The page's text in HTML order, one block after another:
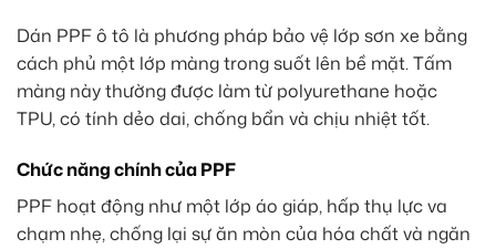
Dán PPF ô tô là phương pháp bảo vệ lớp sơn xe bằng
cách phủ một lớp màng trong suốt lên bề mặt. Tấm
màng này thường được làm từ polyurethane hoặc
TPU, có tính dẻo dai, chống bẩn và chịu nhiệt tốt.
Chức năng chính của PPF
PPF hoạt động như một lớp áo giáp, hấp thụ lực va
chạm nhẹ, chống lại sự ăn mòn của hóa chất và ngăn